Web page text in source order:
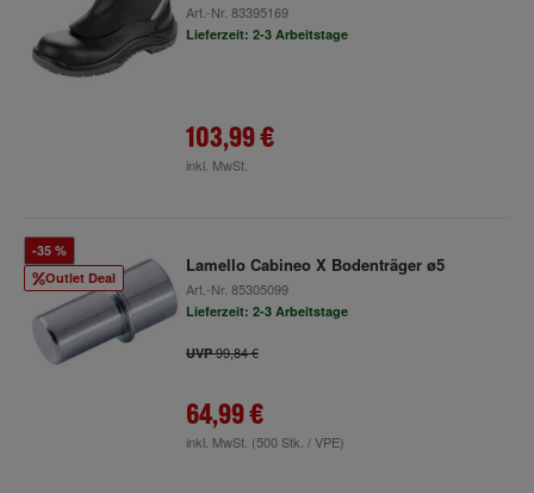
Art.-Nr. 83395169
Lieferzeit: 2-3 Arbeitstage
103,99 €
inkl. MwSt.
Outlet Deal
-35 %
Lamello Cabineo X Bodenträger ø5
Art.-Nr. 85305099
Lieferzeit: 2-3 Arbeitstage
UVP99,84 €
64,99 €
inkl. MwSt. (500 Stk. / VPE)